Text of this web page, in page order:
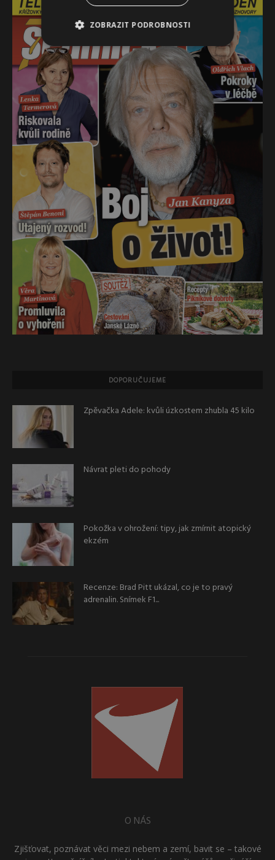
DOPORUČUJEME
Zpěvačka Adele: kvůli úzkostem zhubla 45 kilo
Návrat pleti do pohody
Pokožka v ohrožení: tipy, jak zmírnit atopický
ekzém
Recenze: Brad Pitt ukázal, co je to pravý
adrenalin. Snímek F1...
O NÁS
Zjišťovat, poznávat věci mezi nebem a zemí, bavit se – takové
ZOBRAZIT PODROBNOSTI